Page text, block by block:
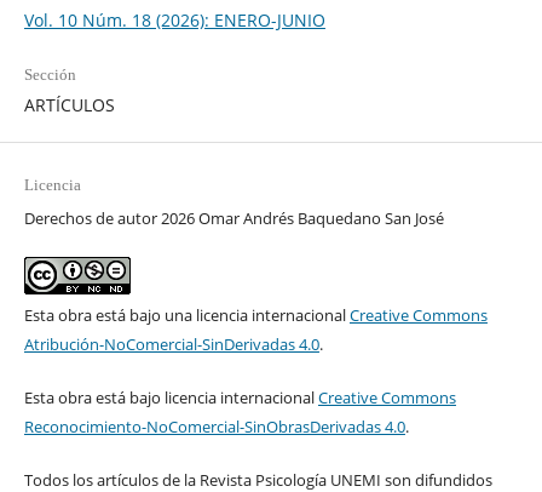
Vol. 10 Núm. 18 (2026): ENERO-JUNIO
Sección
ARTÍCULOS
Licencia
Derechos de autor 2026 Omar Andrés Baquedano San José
Esta obra está bajo una licencia internacionalCreative Commons
Atribución-NoComercial-SinDerivadas 4.0.
Esta obra está bajo licencia internacionalCreative Commons
Reconocimiento-NoComercial-SinObrasDerivadas 4.0.
Todos los artículos de la Revista Psicología UNEMI son difundidos